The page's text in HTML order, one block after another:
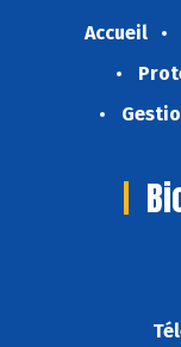
Accueil